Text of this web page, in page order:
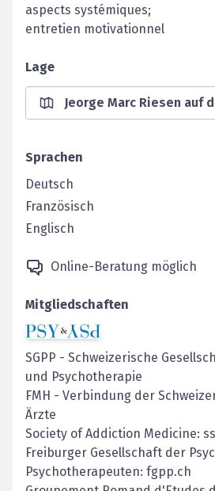
aspects systémiques;
entretien motivationnel
Lage
Jeorge Marc Riesen auf
Sprachen
Deutsch
Französisch
Englisch
Online-Beratung möglich
Mitgliedschaften
SGPP - Schweizerische
und Psychotherapie
FMH - Verbindung der
Ärzte
Society of Addiction Medicine:
Freiburger Gesellschaft der
Psychotherapeuten: fgpp.ch